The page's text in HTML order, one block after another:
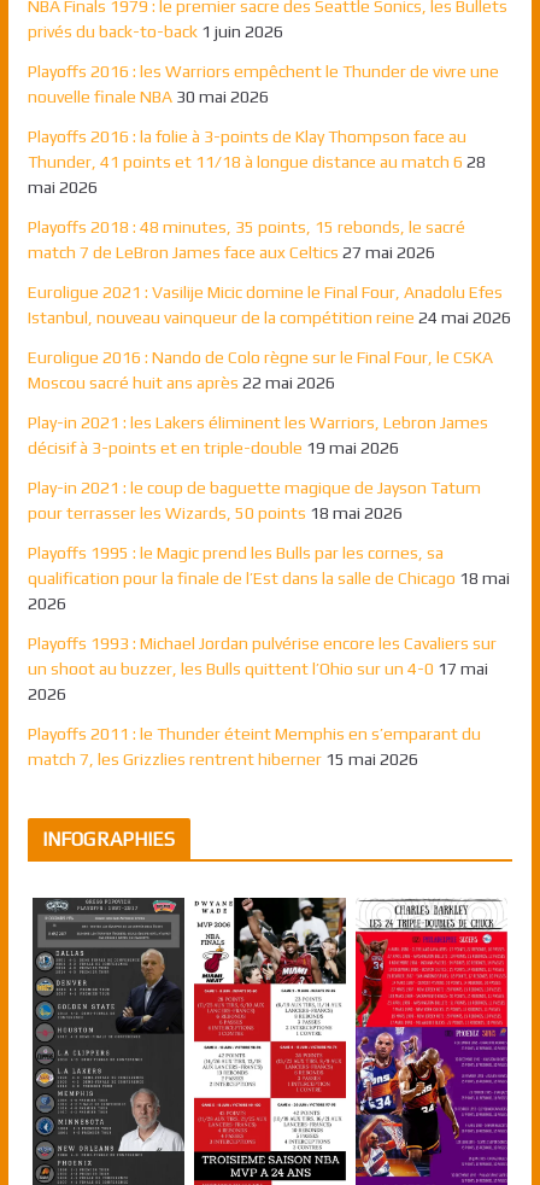
NBA Finals 1979 : le premier sacre des Seattle Sonics, les Bullets
privés du back-to-back 1 juin 2026
Playoffs 2016 : les Warriors empêchent le Thunder de vivre une
nouvelle finale NBA 30 mai 2026
Playoffs 2016 : la folie à 3-points de Klay Thompson face au
Thunder, 41 points et 11/18 à longue distance au match 6 28
mai 2026
Playoffs 2018 : 48 minutes, 35 points, 15 rebonds, le sacré
match 7 de LeBron James face aux Celtics 27 mai 2026
Euroligue 2021 : Vasilije Micic domine le Final Four, Anadolu Efes
Istanbul, nouveau vainqueur de la compétition reine 24 mai 2026
Euroligue 2016 : Nando de Colo règne sur le Final Four, le CSKA
Moscou sacré huit ans après 22 mai 2026
Play-in 2021 : les Lakers éliminent les Warriors, Lebron James
décisif à 3-points et en triple-double 19 mai 2026
Play-in 2021 : le coup de baguette magique de Jayson Tatum
pour terrasser les Wizards, 50 points 18 mai 2026
Playoffs 1995 : le Magic prend les Bulls par les cornes, sa
qualification pour la finale de l’Est dans la salle de Chicago 18 mai
2026
Playoffs 1993 : Michael Jordan pulvérise encore les Cavaliers sur
un shoot au buzzer, les Bulls quittent l’Ohio sur un 4-0 17 mai
2026
Playoffs 2011 : le Thunder éteint Memphis en s’emparant du
match 7, les Grizzlies rentrent hiberner 15 mai 2026
INFOGRAPHIES